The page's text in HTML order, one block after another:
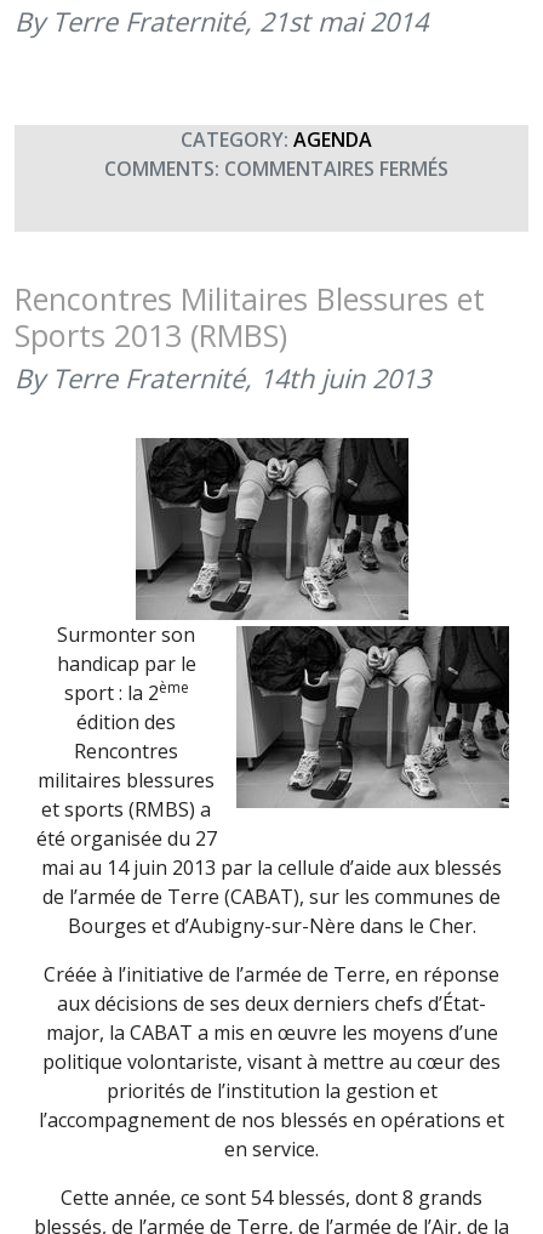
By Terre Fraternité, 21st mai 2014
CATEGORY: AGENDA
COMMENTS: COMMENTAIRES FERMÉS
« BORN
DES
Rencontres Militaires Blessures et
Sports 2013 (RMBS)
By Terre Fraternité, 14th juin 2013
Surmonter son
handicap par le
sport : la 2ème
édition des
Rencontres
militaires blessures
et sports (RMBS) a
été organisée du 27
mai au 14 juin 2013 par la cellule d’aide aux blessés
de l’armée de Terre (CABAT), sur les communes de
Bourges et d’Aubigny-sur-Nère dans le Cher.
Créée à l’initiative de l’armée de Terre, en réponse
aux décisions de ses deux derniers chefs d’État-
major, la CABAT a mis en œuvre les moyens d’une
politique volontariste, visant à mettre au cœur des
priorités de l’institution la gestion et
l’accompagnement de nos blessés en opérations et
en service.
Cette année, ce sont 54 blessés, dont 8 grands
blessés, de l’armée de Terre, de l’armée de l’Air, de la